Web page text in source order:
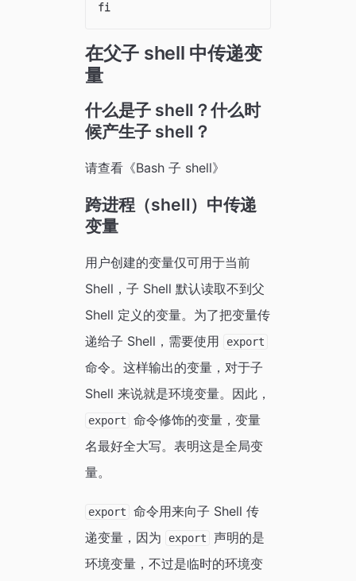
fi
在父子 shell 中传递变
量
什么是子 shell？什么时
候产生子 shell？
请查看《Bash 子 shell》
跨进程（shell）中传递
变量
用户创建的变量仅可用于当前
Shell，子 Shell 默认读取不到父
Shell 定义的变量。为了把变量传
递给子 Shell，需要使用
export
命令。这样输出的变量，对于子
Shell 来说就是环境变量。因此，
export
命令修饰的变量，变量
名最好全大写。表明这是全局变
量。
export
命令用来向子 Shell 传
递变量，因为
export
声明的是
环境变量，不过是临时的环境变